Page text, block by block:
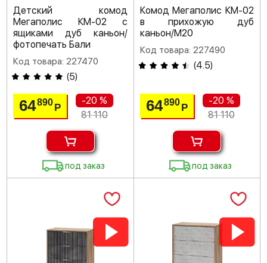
Детский комод
Мегаполис КМ-02 с
ящиками дуб каньон/
фотопечать Бали
Код товара: 227470
(5)
64890 Р
-20 %
81 110
под заказ
Комод Мегаполис КМ-02
в прихожую дуб
каньон/M20
Код товара: 227490
(4.5)
64890 Р
-20 %
81 110
под заказ